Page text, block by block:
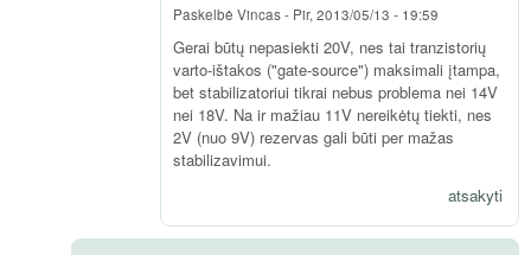
Paskelbė Vincas- Pir, 2013/05/13 - 19:59
Gerai būtų nepasiekti 20V, nes tai tranzistorių
varto-ištakos ("gate-source") maksimali įtampa,
bet stabilizatoriui tikrai nebus problema nei 14V
nei 18V. Na ir mažiau 11V nereikėtų tiekti, nes
2V (nuo 9V) rezervas gali būti per mažas
stabilizavimui.
atsakyti